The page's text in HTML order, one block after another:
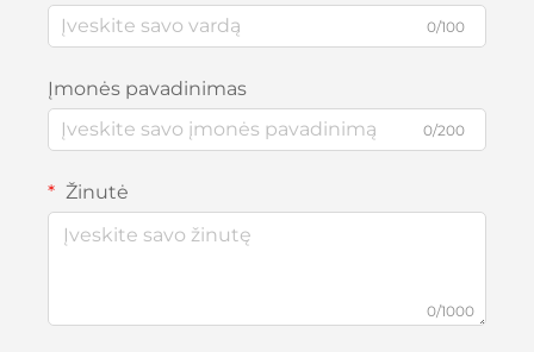
0/100
Įmonės pavadinimas
0/200
Žinutė
0/1000